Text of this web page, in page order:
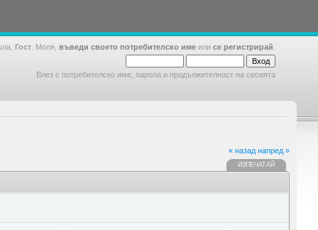
Гост . Моля, въведи своето потребителско име или се регистрирай
Влез с потребителско име, парола и продължителност на сесията
« назад напред »
ИЗПЕЧАТАЙ